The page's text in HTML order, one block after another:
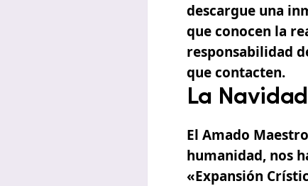
descargue una
que conocen la
responsabilidad
que contacten.
La
El Amado Maestro
humanidad, nos
«Expansión